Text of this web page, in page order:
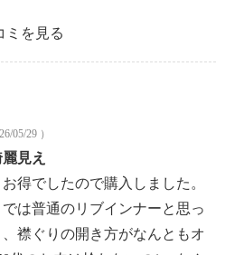
ミを見る
05/29 ）
見え
得でしたので購入しました。
は普通のリブインナーと思っ
襟ぐりの開き方がなんともオ